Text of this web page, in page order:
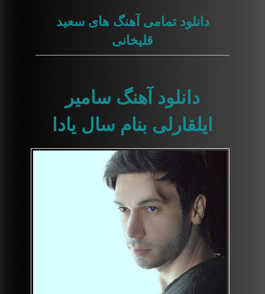
دانلود تمامی آهنگ های سعید
قلیخانی
دانلود آهنگ سامیر
ایلقارلی بنام سال یادا